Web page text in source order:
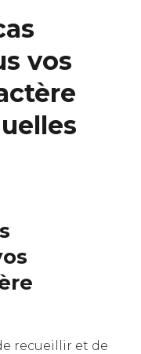
vos
recueillir et de